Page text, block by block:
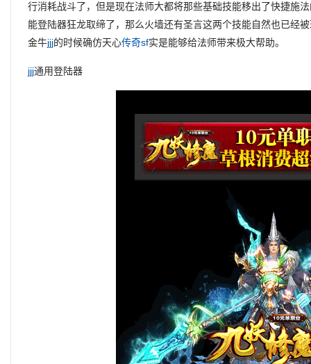
行消耗战斗了，但是现在法师大都将那些基础技能移出了快捷施
能登陆器狂龙取缔了，那么火墙还有圣言这两个技能自然也已经
金牛jjj的时候确仿天心传奇sf实是能够给法师带来极大帮助。
jjj通用登陆器